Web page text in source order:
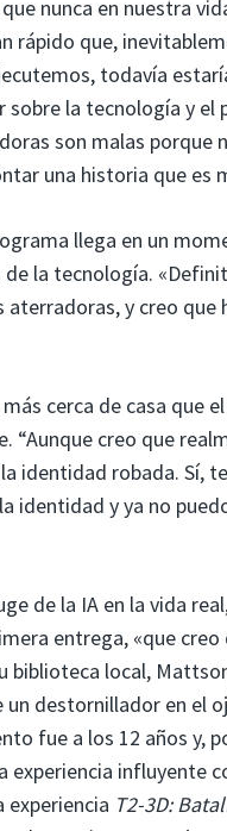
nunca en nuestra
rápido que,
todavía
la tecnología y el
son malas porque
una historia que es
llega en un
la tecnología.
y creo que
cerca de casa que
“Aunque creo que
identidad robada. Sí,
y ya no
de la IA en la vida
entrega, «que
biblioteca local,
destornillador en el
fue a los 12 años y,
experiencia influyente
experiencia T2-3D: